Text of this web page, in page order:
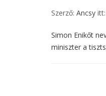
Szerző: Ancsy itt:
Simon Enikőt
miniszter a